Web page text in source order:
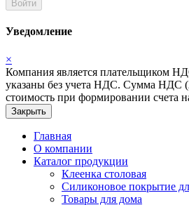
Войти
Уведомление
×
Компания является плательщиком
указаны без учета НДС. Сумма НДС
стоимость при формировании счета
Закрыть
Главная
О компании
Каталог продукции
Клеенка столовая
Силиконовое покрытие
Товары для дома